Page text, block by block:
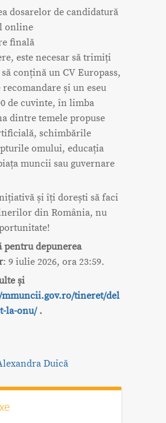
dosarelor de candidatură
online
finală
este necesar să trimiți
conțină un CV Europass,
și un eseu
de cuvinte, în limba
dintre temele propuse
schimbările
omului, educația
muncii sau guvernare
și îți dorești să faci
din România, nu
depunerea
: 9 iulie 2026, ora 23:59.
și
tineret/del
la-onu/.
Duică